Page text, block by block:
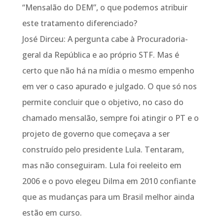
“Mensalão do DEM”, o que podemos atribuir
este tratamento diferenciado?
José Dirceu: A pergunta cabe à Procuradoria-
geral da República e ao próprio STF. Mas é
certo que não há na mídia o mesmo empenho
em ver o caso apurado e julgado. O que só nos
permite concluir que o objetivo, no caso do
chamado mensalão, sempre foi atingir o PT e o
projeto de governo que começava a ser
construído pelo presidente Lula. Tentaram,
mas não conseguiram. Lula foi reeleito em
2006 e o povo elegeu Dilma em 2010 confiante
que as mudanças para um Brasil melhor ainda
estão em curso.